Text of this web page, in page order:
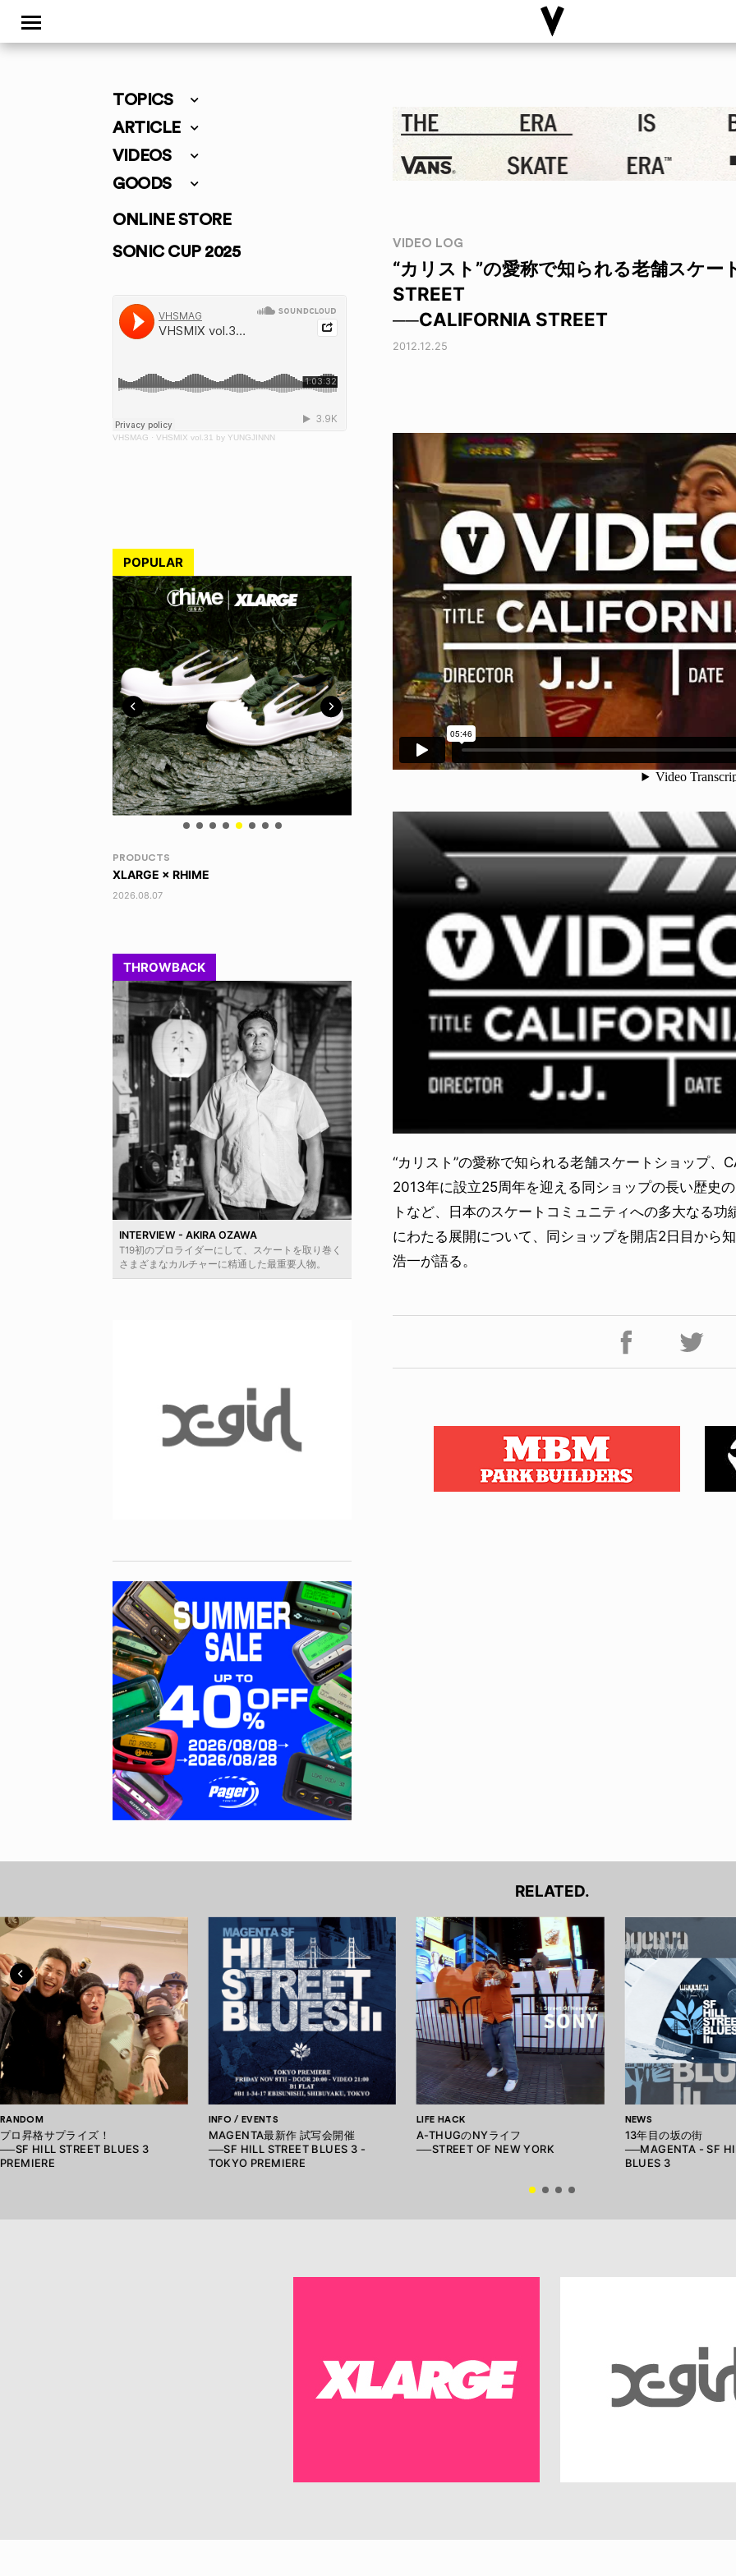
TOPICS
ARTICLE
VIDEOS
GOODS
ONLINE STORE
SONIC CUP 2025
VHSMAG · VHSMIX vol.31 by YUNGJINNN
POPULAR
VOICE OF FREEDOM
AKIRA OZAWA / 尾澤 彰
2021.09.02 2026.08.06
NEWS
TOBY RYAN - PRO FOR
2026.08.08
THROWBACK
INTERVIEW - AKIRA OZAWA
T19初のプロライダーにして、スケートを取り巻く
さまざまなカルチャーに精通した最重要人物。
VIDEO LOG
“カリスト”の愛称で知られる老舗スケ
STREET
──CALIFORNIA STREET
2012.12.25
“カリスト”の愛称で知られる老舗スケートショップ、
2013年に設立25周年を迎える同ショップの長い歴史
トなど、日本のスケートコミュニティへの多大なる
にわたる展開について、同ショップを開店2日目から
浩一が語る。
RELATED.
RANDOM
プロ昇格サプライズ！
──SF HILL STREET BLUES 3
PREMIERE
INFO / EVENTS
MAGENTA最新作 試写会開催
──SF HILL STREET BLUES 3 -
TOKYO PREMIERE
LIFE HACK
A-THUGのNYライフ
──STREET OF NEW YORK
NEWS
13年目の坂の街
──MAGENTA - SF
BLUES 3